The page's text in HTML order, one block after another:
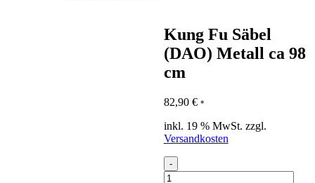
Kung Fu Säbel
(DAO) Metall ca 98
cm
82,90 € *
inkl. 19 % MwSt. zzgl.
Versandkosten
-
Kung